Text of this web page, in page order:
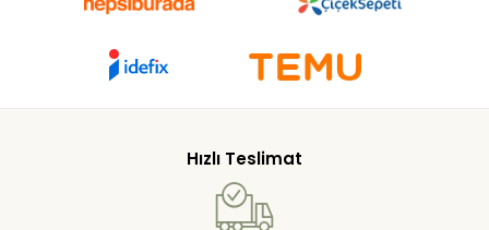
Hızlı Teslimat